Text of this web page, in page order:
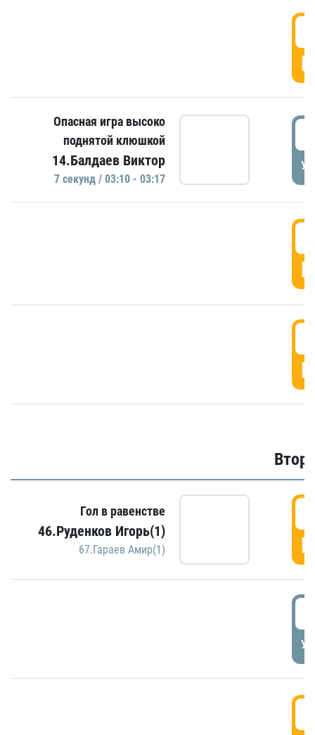
Опасная игра высоко
поднятой клюшкой
14.Балдаев Виктор
7 секунд / 03:10 - 03:17
Гол в равенстве
46.Руденков Игорь(1)
67.Гараев Амир(1)